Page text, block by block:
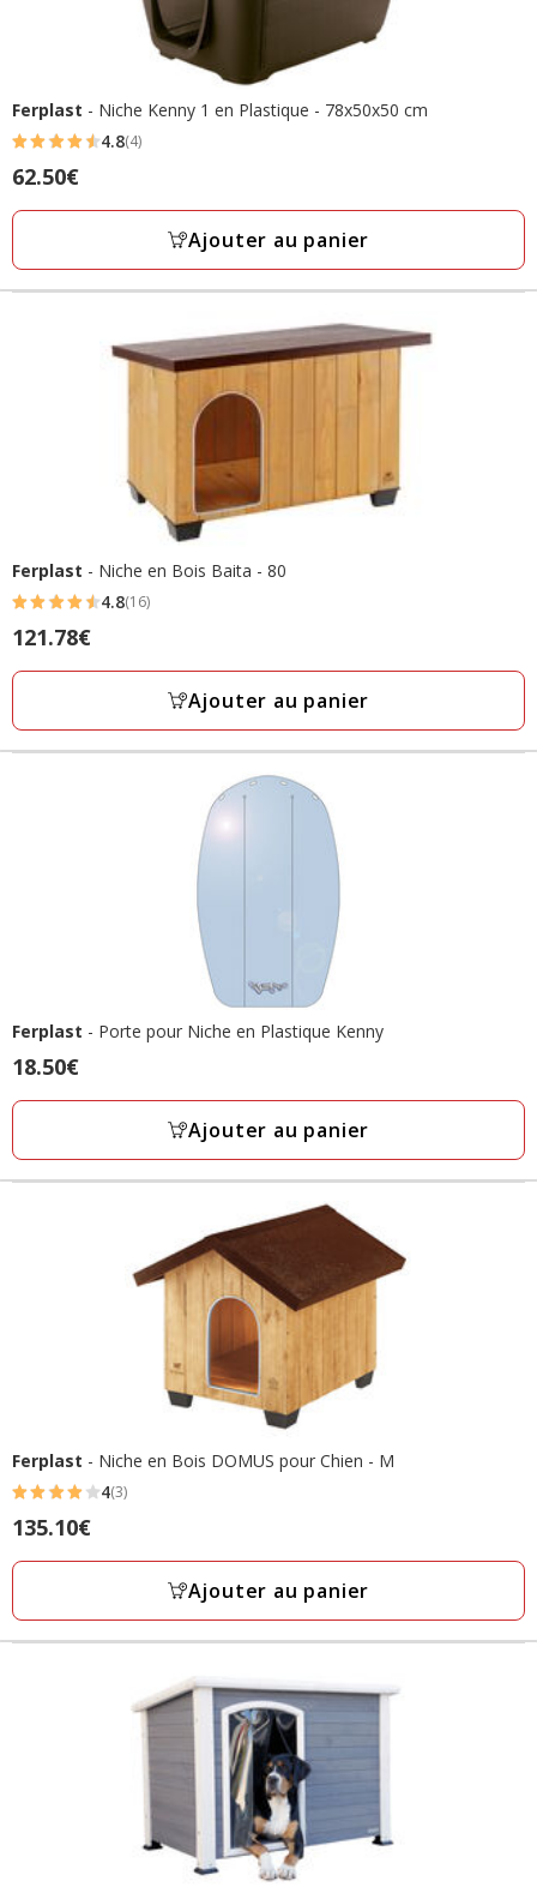
Ferplast - Niche Kenny 1 en Plastique - 78x50x50 cm
4.8
étoiles
avec
avis
4.8(4)
Prix
62.50€
62.50€
Ajouter au panier
Ferplast - Niche en Bois Baita - 80
4.8
étoiles
avec
avis
4.8(16)
Prix
121.78€
121.78€
Ajouter au panier
Ferplast - Porte pour Niche en Plastique Kenny
Prix
18.50€
18.50€
Ajouter au panier
Ferplast - Niche en Bois DOMUS pour Chien - M
4
étoiles
avec
avis
4(3)
Prix
135.10€
135.10€
Ajouter au panier